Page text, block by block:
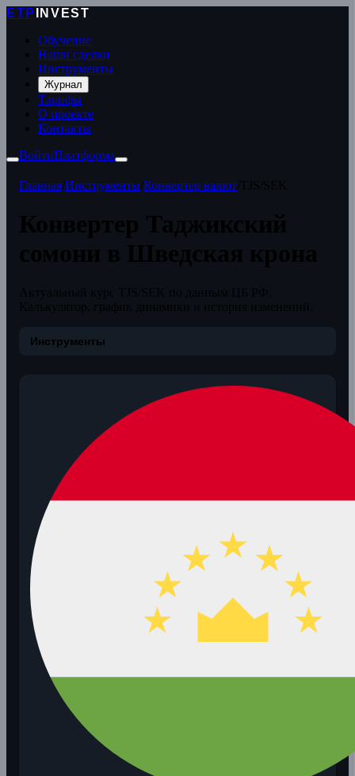
ETP
INVEST
Обучение
Наши сделки
Инструменты
Журнал
Тарифы
О проекте
Контакты
ВойтиПлатформа
Главная Инструменты Конвертер валют
Инструменты